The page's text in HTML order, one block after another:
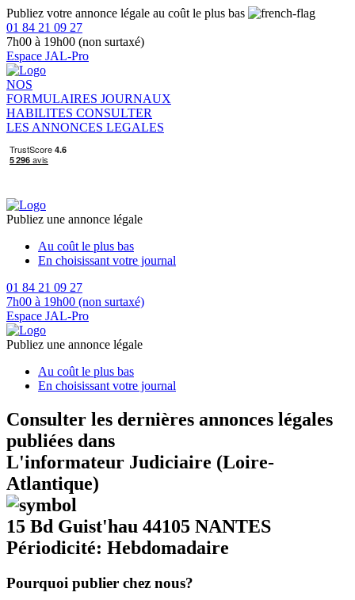
Publiez votre annonce légale au coût le plus bas
01 84 21 09 27
7h00 à 19h00 (non surtaxé)
Espace JAL-Pro
NOS
FORMULAIRES JOURNAUX
HABILITES CONSULTER
LES ANNONCES LEGALES
Publiez une annonce légale
Au coût le plus bas
En choisissant votre journal
01 84 21 09 27
7h00 à 19h00 (non surtaxé)
Espace JAL-Pro
Publiez une annonce légale
Au coût le plus bas
En choisissant votre journal
Consulter les dernières annonces légales
publiées dans
L'informateur Judiciaire (Loire-
Atlantique)
15 Bd Guist'hau 44105 NANTES
Périodicité: Hebdomadaire
Pourquoi publier chez nous?